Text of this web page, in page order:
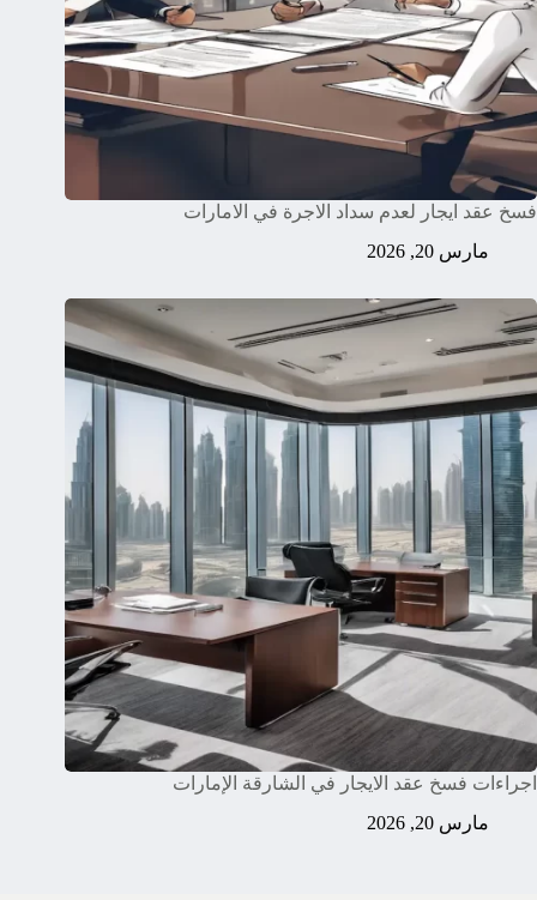
فسخ عقد ايجار لعدم سداد الاجرة في الامارات
مارس 20, 2026
اجراءات فسخ عقد الايجار في الشارقة الإمارات
مارس 20, 2026